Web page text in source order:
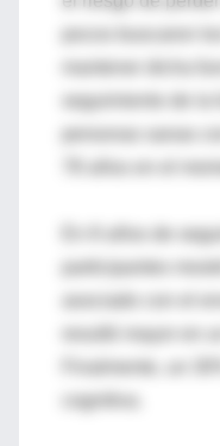
seguimiento de la
En 8 años de
participantes
resultó mayor en
cognitiva.